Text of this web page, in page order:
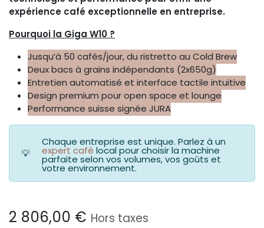
expérience café exceptionnelle en entreprise.
Pourquoi la Giga W10 ?
Jusqu’à 50 cafés/jour, du ristretto au Cold Brew
Deux bacs à grains indépendants (2x650g)
Entretien automatisé et interface tactile intuitive
Design premium pour o​pen space et lounge
Performance suisse signée JURA
💡
Chaque entreprise est unique. Parlez à un
expert café local pour choisir la machine
parfaite selon vos volumes, vos goûts et
votre environnement.
2 806,00 € Hors taxes